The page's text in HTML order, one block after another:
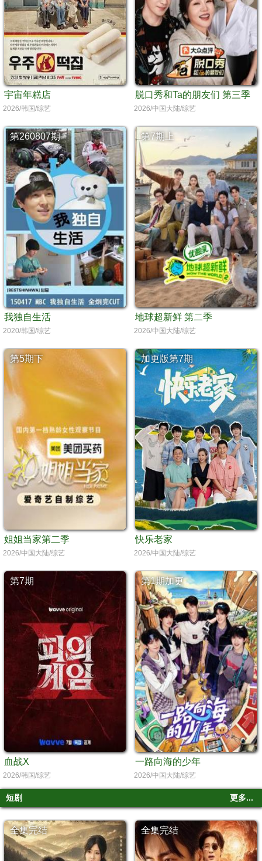
宇宙年糕店
2026/韩国/综艺
脱口秀和Ta的朋友们 第三季
2026/中国大陆/综艺
第260807期
我独自生活
2020/韩国/综艺
第7期上
地球超新鲜 第二季
2026/中国大陆/综艺
第5期下
姐姐当家第二季
2026/中国大陆/综艺
加更版第7期
快乐老家
2026/中国大陆/综艺
第7期
血战X
2026/韩国/综艺
第1期加更
一路向海的少年
2026/中国大陆/综艺
短剧 更多...
全集完结 全集完结